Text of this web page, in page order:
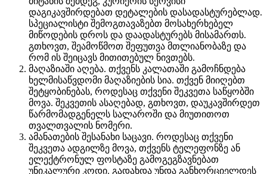
დაგიკავშირდებათ დეტალების დასადასტურებლად.
სპეციალისტი შემოგთავაზებთ მოსახერხებელ
მიწოდების დროს და დაადასტურებს მისამართს.
გთხოვთ, შეამოწმოთ შეფუთვა მთლიანობაზე და
რომ ის შეიცავს მითითებულ ნივთებს.
მაღაზიაში აღება. თქვენს კალათაში გამოჩნდება
ხელმისაწვდომი მაღაზიების სია. თქვენ მიიღებთ
შეტყობინებას, როდესაც თქვენი შეკვეთა საწყობში
მოვა. შეკვეთის ასაღებად, გთხოვთ, დაუკავშირდეთ
წარმომადგენელს სალაროში და მიუთითოთ
თვალთვალის ნომერი.
ამანათების შესანახი საცავი. როდესაც თქვენი
შეკვეთა ადგილზე მოვა, თქვენს ტელეფონზე ან
ელექტრონულ ფოსტაზე გამოგეგზავნებათ
უნიკალური კოდი. გადახდა უნდა განხორციელდეს